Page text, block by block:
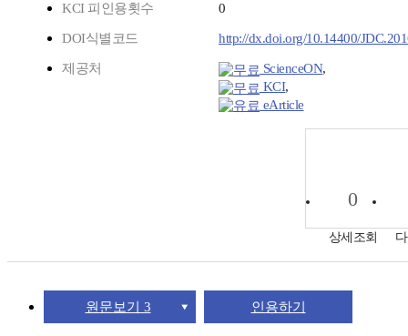
KCI 피인용횟수 0
DOI식별코드 http://dx.doi.org/10.14400/
제공처 ScienceON,
KCI,
eArticle
0
상세조회
원문보기 3 인용하기